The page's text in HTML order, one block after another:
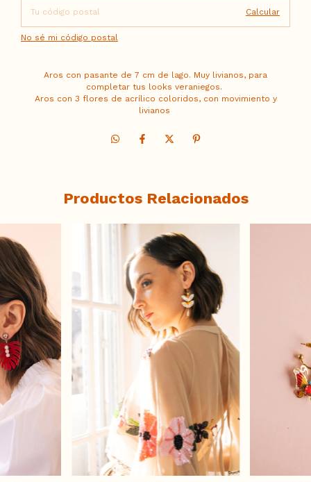
Calcular
No sé mi código postal
Aros con pasante de 7 cm de lago. Muy livianos, para
completar tus looks veraniegos.
Aros con 3 flores de acrílico coloridos, con movimiento y
livianos
Productos Relacionados